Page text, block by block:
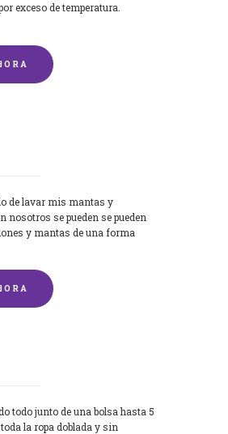
exceso de temperatura.
de lavar mis mantas y
nosotros se pueden se pueden
y mantas de una forma
todo junto de una bolsa hasta 5
la ropa doblada y sin